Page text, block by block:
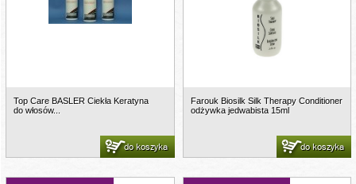
Top Care BASLER Ciekła Keratyna
do włosów...
do koszyka
Farouk Biosilk Silk Therapy Conditioner
odżywka jedwabista 15ml
do koszyka